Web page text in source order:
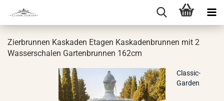
Zier­brun­nen Kas­ka­den Eta­gen Kas­ka­den­brun­nen mit 2
Was­ser­scha­len Gar­ten­brun­nen 162cm
Classic-
Garden